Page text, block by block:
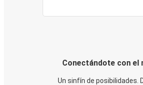
Conectándote con el
Un sinfín de posibilidades.